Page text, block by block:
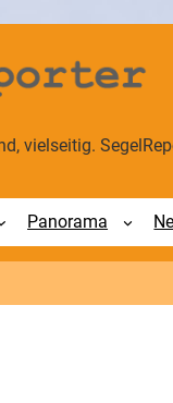
vielseitig.
Panorama